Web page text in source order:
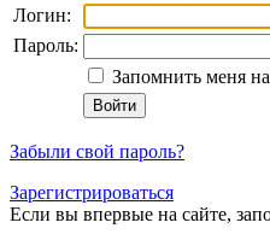
Логин:
Пароль:
Запомнить меня
Забыли свой пароль?
Зарегистрироваться
Если вы впервые на сайте,